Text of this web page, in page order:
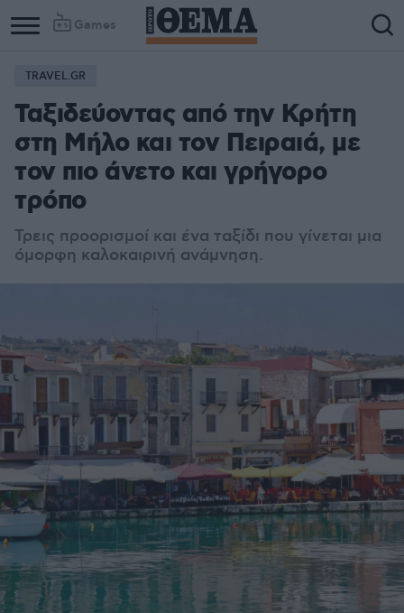
Games
TRAVEL.GR
Ταξιδεύοντας από την Κρήτη
στη Μήλο και τον Πειραιά, με
τον πιο άνετο και γρήγορο
τρόπο
Τρεις προορισμοί και ένα ταξίδι που γίνεται μια
όμορφη καλοκαιρινή ανάμνηση.